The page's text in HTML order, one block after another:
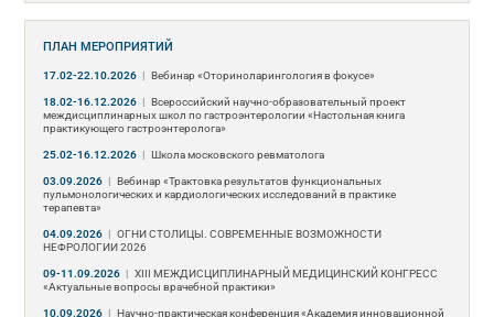
ПЛАН МЕРОПРИЯТИЙ
17.02-22.10.2026 | Вебинар «Оториноларингология в фокусе»
18.02-16.12.2026 | Всероссийский научно-образовательный проект
междисциплинарных школ по гастроэнтерологии «Настольная книга
практикующего гастроэнтеролога»
25.02-16.12.2026 | Школа московского ревматолога
03.09.2026 | Вебинар «Трактовка результатов функциональных
пульмонологических и кардиологических исследований в практике
терапевта»
04.09.2026 | ОГНИ СТОЛИЦЫ. СОВРЕМЕННЫЕ ВОЗМОЖНОСТИ
НЕФРОЛОГИИ 2026
09-11.09.2026 | ХIII МЕЖДИСЦИПЛИНАРНЫЙ МЕДИЦИНСКИЙ КОНГРЕСС
«Актуальные вопросы врачебной практики»
10.09.2026 | Научно-практическая конференция «Академия инновационной